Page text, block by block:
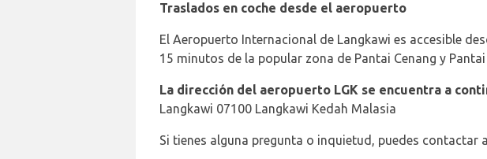
Traslados en coche desde el aeropuerto
El Aeropuerto Internacional de Langkawi es accesible
15 minutos de la popular zona de Pantai Cenang y Pantai
La dirección del aeropuerto LGK se encuentra a
Langkawi 07100 Langkawi Kedah Malasia
Si tienes alguna pregunta o inquietud, puedes